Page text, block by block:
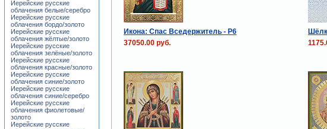
Икона: Спас Вседержитель - Р6
37050.00 руб.
Иерейские русские
облачения белые/серебро
Иерейские русские
облачения бордо/золото
Иерейские русские
облачения жёлтые/золото
Иерейские русские
облачения зелёные/золото
Иерейские русские
облачения красные/золото
Иерейские русские
облачения синие/золото
Иерейские русские
облачения синие/серебро
Иерейские русские
облачения фиолетовые/
золото
Иерейские русские